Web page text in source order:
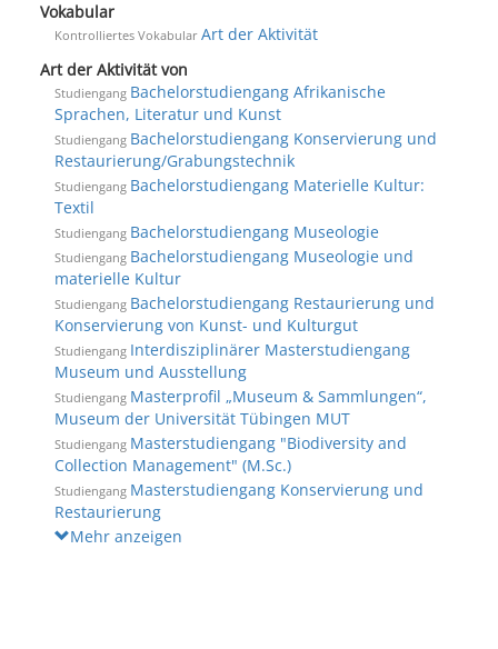
Vokabular
Kontrolliertes Vokabular Art der Aktivität
Art der Aktivität von
Studiengang Bachelorstudiengang Afrikanische
Sprachen, Literatur und Kunst
Studiengang Bachelorstudiengang Konservierung und
Restaurierung/Grabungstechnik
Studiengang Bachelorstudiengang Materielle Kultur:
Textil
Studiengang Bachelorstudiengang Museologie
Studiengang Bachelorstudiengang Museologie und
materielle Kultur
Studiengang Bachelorstudiengang Restaurierung und
Konservierung von Kunst- und Kulturgut
Studiengang Interdisziplinärer Masterstudiengang
Museum und Ausstellung
Studiengang Masterprofil „Museum & Sammlungen“,
Museum der Universität Tübingen MUT
Studiengang Masterstudiengang "Biodiversity and
Collection Management" (M.Sc.)
Studiengang Masterstudiengang Konservierung und
Restaurierung
Mehr anzeigen